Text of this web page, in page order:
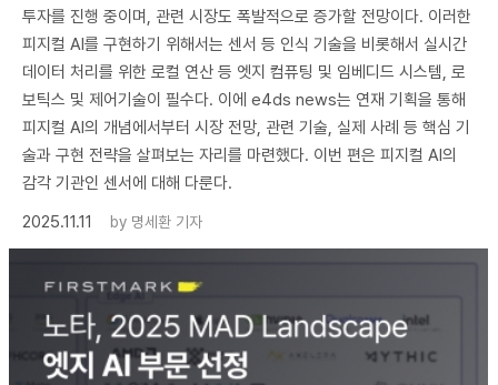
투자를 진행 중이며, 관련 시장도 폭발적으로 증가할 전망이다. 이러한
피지컬 AI를 구현하기 위해서는 센서 등 인식 기술을 비롯해서 실시간
데이터 처리를 위한 로컬 연산 등 엣지 컴퓨팅 및 임베디드 시스템, 로
보틱스 및 제어기술이 필수다. 이에 e4ds news는 연재 기획을 통해
피지컬 AI의 개념에서부터 시장 전망, 관련 기술, 실제 사례 등 핵심 기
술과 구현 전략을 살펴보는 자리를 마련했다. 이번 편은 피지컬 AI의
감각 기관인 센서에 대해 다룬다.
2025.11.11
by 명세환 기자